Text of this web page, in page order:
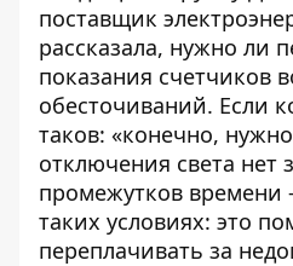
поставщик
рассказала, нужно ли
показания счетчиков
обесточиваний. Если
таков: «конечно,
отключения света нет
промежутков
таких условиях: это
переплачивать за